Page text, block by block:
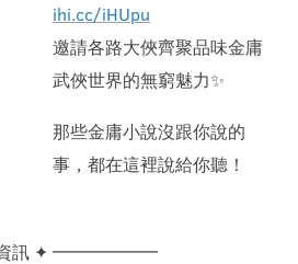
ihi.cc/iHUpu
邀請各路大俠齊聚品味金庸
武俠世界的無窮魅力✨
那些金庸小說沒跟你說的
事，都在這裡說給你聽！
訊 ✦ ━━━━━━